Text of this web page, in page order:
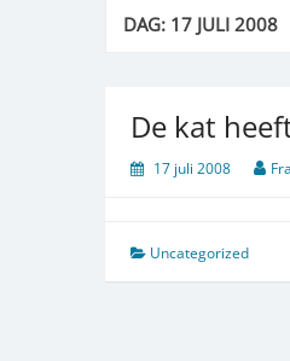
DAG: 17 JULI 2008
De kat
17 juli 2008
Uncategorized